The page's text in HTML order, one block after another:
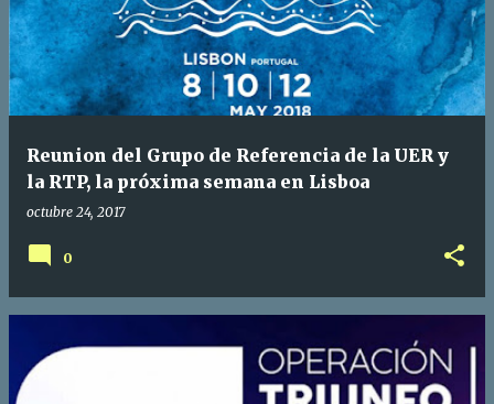
Reunion del Grupo de Referencia de la UER y
la RTP, la próxima semana en Lisboa
octubre 24, 2017
0